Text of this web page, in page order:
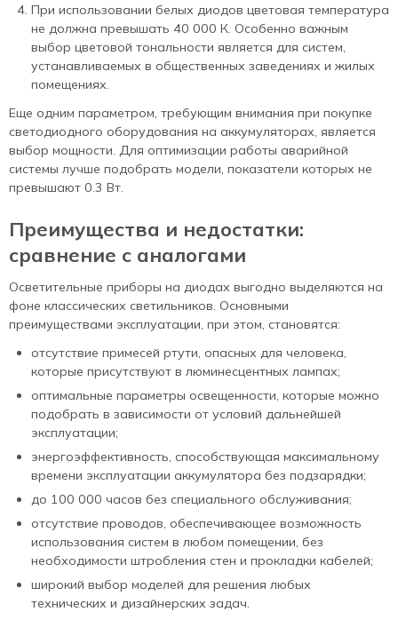
При использовании белых диодов цветовая температура
не должна превышать 40 000 К. Особенно важным
выбор цветовой тональности является для систем,
устанавливаемых в общественных заведениях и жилых
помещениях.
Еще одним параметром, требующим внимания при покупке
светодиодного оборудования на аккумуляторах, является
выбор мощности. Для оптимизации работы аварийной
системы лучше подобрать модели, показатели которых не
превышают 0.3 Вт.
Преимущества и недостатки:
сравнение с аналогами
Осветительные приборы на диодах выгодно выделяются на
фоне классических светильников. Основными
преимуществами эксплуатации, при этом, становятся:
отсутствие примесей ртути, опасных для человека,
которые присутствуют в люминесцентных лампах;
оптимальные параметры освещенности, которые можно
подобрать в зависимости от условий дальнейшей
эксплуатации;
энергоэффективность, способствующая максимальному
времени эксплуатации аккумулятора без подзарядки;
до 100 000 часов без специального обслуживания;
отсутствие проводов, обеспечивающее возможность
использования систем в любом помещении, без
необходимости штробления стен и прокладки кабелей;
широкий выбор моделей для решения любых
технических и дизайнерских задач.